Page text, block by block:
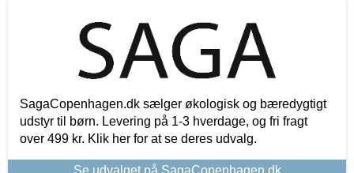
SagaCopenhagen.dk sælger økologisk og bæredygtigt
udstyr til børn. Levering på 1-3 hverdage, og fri fragt
over 499 kr. Klik her for at se deres udvalg.
Se udvalget på SagaCopenhagen.dk